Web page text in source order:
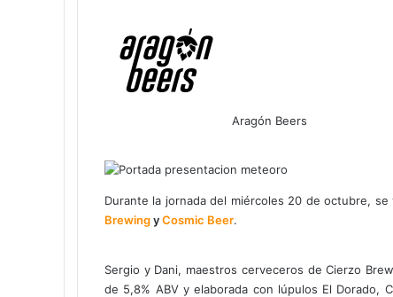
Aragón Beers
correo
electrónico
Durante la jornada del miércoles 20 de octubre,
BrewingyCosmic Beer.
Sergio y Dani, maestros cerveceros de Cierzo
de 5,8% ABV y elaborada con lúpulos El Dorado,